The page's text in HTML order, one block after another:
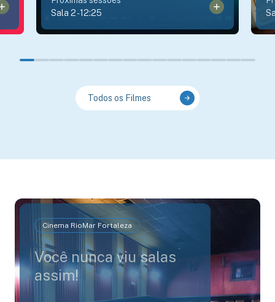
Sala 2-12:25
Todos os Filmes
Cinema RioMar Fortaleza
Você nunca viu salas
assim!